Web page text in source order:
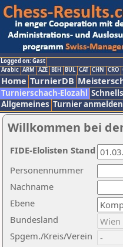
Logged on: Gast
Arabic ARM AZE BIH BUL CAT CHN CRO
Home TurnierDB
Turnierschach-Elozahl
Allgemeines Turnier
Willkommen bei
Nachname
Ebene
Personennummer
Bundesland
Spgem./Kreis/Verein
FIDE-Elolisten Stand